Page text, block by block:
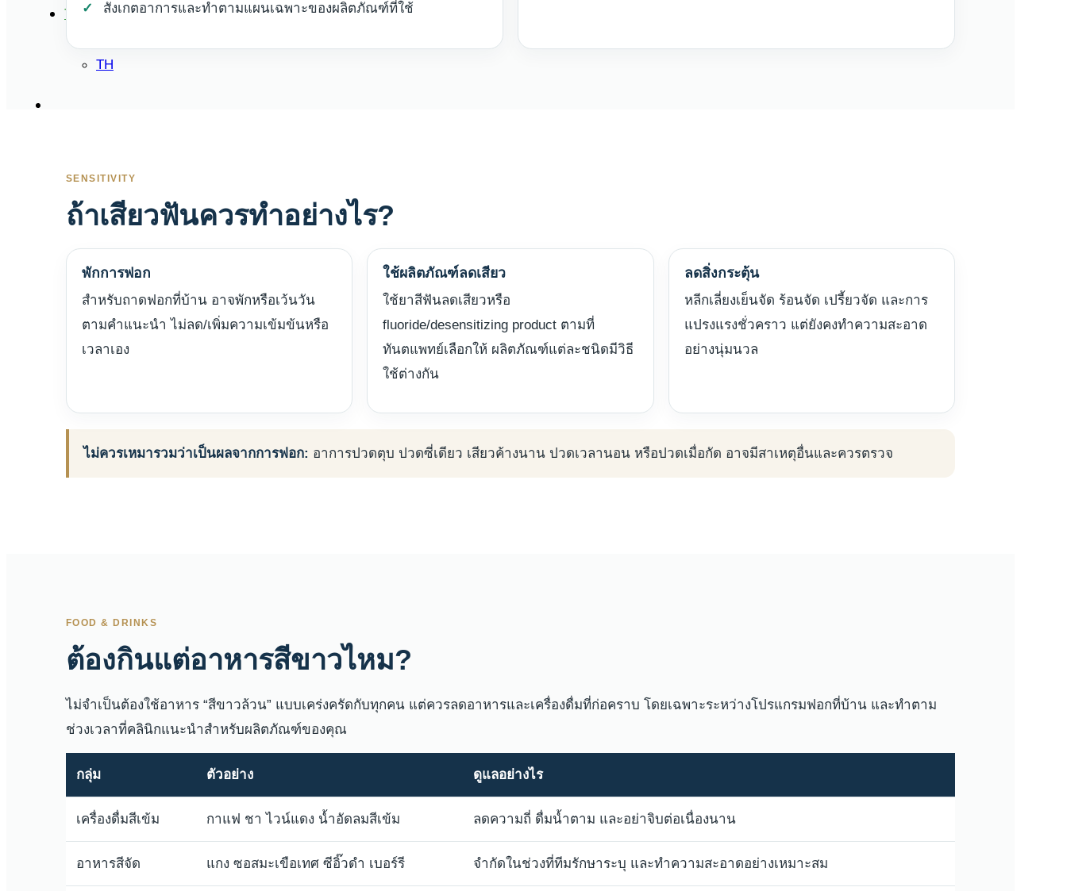
TH
TH
สังเกตอาการและทำตามแผนเฉพาะของผลิตภัณฑ์ที่ใช้
SENSITIVITY
ถ้าเสียวฟันควรทำอย่างไร?
พักการฟอก
สำหรับถาดฟอกที่บ้าน อาจพักหรือเว้นวัน
ตามคำแนะนำ ไม่ลด/เพิ่มความเข้มข้นหรือ
เวลาเอง
ใช้ผลิตภัณฑ์ลดเสียว
ใช้ยาสีฟันลดเสียวหรือ
fluoride/desensitizing product ตามที่
ทันตแพทย์เลือกให้ ผลิตภัณฑ์แต่ละชนิดมีวิธี
ใช้ต่างกัน
ลดสิ่งกระตุ้น
หลีกเลี่ยงเย็นจัด ร้อนจัด เปรี้ยวจัด และการ
แปรงแรงชั่วคราว แต่ยังคงทำความสะอาด
อย่างนุ่มนวล
ไม่ควรเหมารวมว่าเป็นผลจากการฟอก: อาการปวดตุบ ปวดซี่เดียว เสียวค้างนาน ปวดเวลานอน หรือปวดเมื่อกัด อาจมีสาเหตุอื่นและควรตรวจ
FOOD & DRINKS
ต้องกินแต่อาหารสีขาวไหม?
ไม่จำเป็นต้องใช้อาหาร “สีขาวล้วน” แบบเคร่งครัดกับทุกคน แต่ควรลดอาหารและเครื่องดื่มที่ก่อคราบ โดยเฉพาะระหว่างโปรแกรมฟอกที่บ้าน และทำตาม
ช่วงเวลาที่คลินิกแนะนำสำหรับผลิตภัณฑ์ของคุณ
กลุ่ม ตัวอย่าง ดูแลอย่างไร
เครื่องดื่มสีเข้ม กาแฟ ชา ไวน์แดง น้ำอัดลมสีเข้ม ลดความถี่ ดื่มน้ำตาม และอย่าจิบต่อเนื่องนาน
อาหารสีจัด แกง ซอสมะเขือเทศ ซีอิ๊วดำ เบอร์รี จำกัดในช่วงที่ทีมรักษาระบุ และทำความสะอาดอย่างเหมาะสม